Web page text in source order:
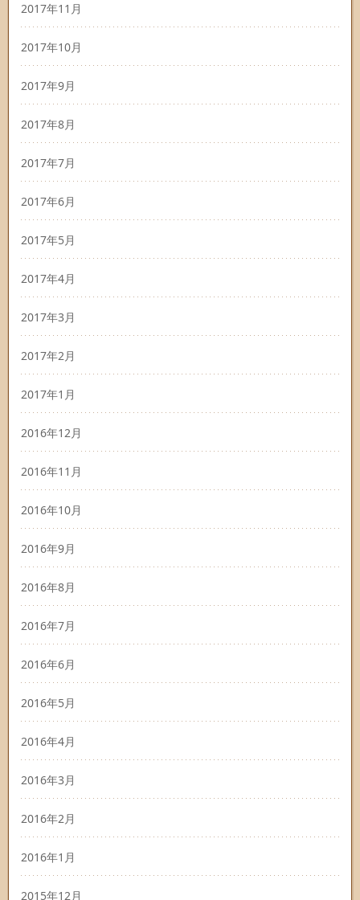
2017年11月
2017年10月
2017年9月
2017年8月
2017年7月
2017年6月
2017年5月
2017年4月
2017年3月
2017年2月
2017年1月
2016年12月
2016年11月
2016年10月
2016年9月
2016年8月
2016年7月
2016年6月
2016年5月
2016年4月
2016年3月
2016年2月
2016年1月
2015年12月